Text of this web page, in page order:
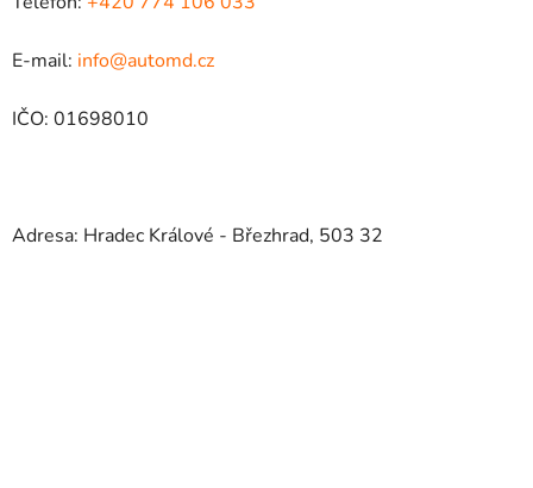
E-mail: info@automd.cz
IČO: 01698010
Adresa: Hradec Králové - Březhrad, 503 32